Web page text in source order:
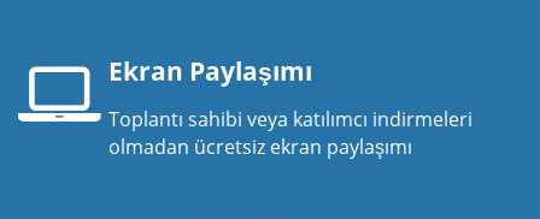
Ekran Paylaşımı
Toplantı sahibi veya katılımcı indirmeleri
olmadan ücretsiz ekran paylaşımı